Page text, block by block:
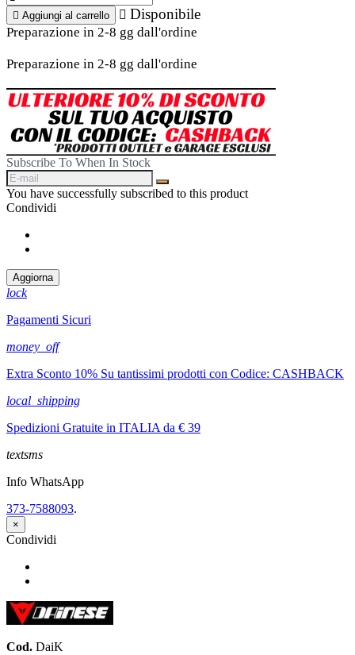
 Aggiungi al carrello  Disponibile
Preparazione in 2-8 gg dall'ordine
Preparazione in 2-8 gg dall'ordine
Subscribe To When In Stock
You have successfully subscribed to this product
Condividi
lock
Pagamenti Sicuri
money_off
Extra Sconto 10% Su tantissimi prodotti con Codice: CASHBACK
local_shipping
Spedizioni Gratuite in ITALIA da € 39
textsms
Info WhatsApp
373-7588093.
×
Condividi
Cod. DaiK